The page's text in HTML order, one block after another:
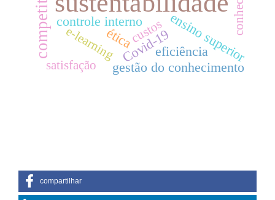
ensino superior
controle interno
éticaCovid-19
gestão do conhecimento
eficiência
e-learning
satisfação
custos
compartilhar